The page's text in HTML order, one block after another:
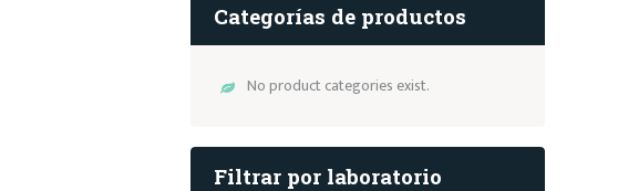
Categorías de productos
No product categories exist.
Filtrar por laboratorio